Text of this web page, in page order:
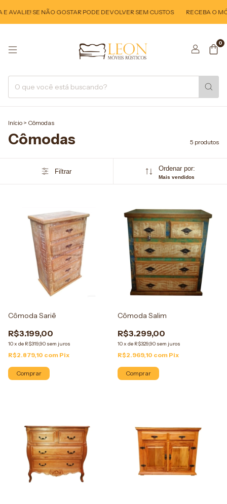
AVALIE! SE NÃO GOSTAR PODE DEVOLVER SEM CUSTOS RECEBA O
0
Início > Cômodas
Cômodas 5 produtos
Filtrar Ordenar por:
Mais vendidos
Cômoda Sariê
R$3.199,00
10x de R$319,90 sem juros
R$2.879,10 com Pix
Comprar
Cômoda Salim
R$3.299,00
10x de R$329,90 sem juros
R$2.969,10 com Pix
Comprar